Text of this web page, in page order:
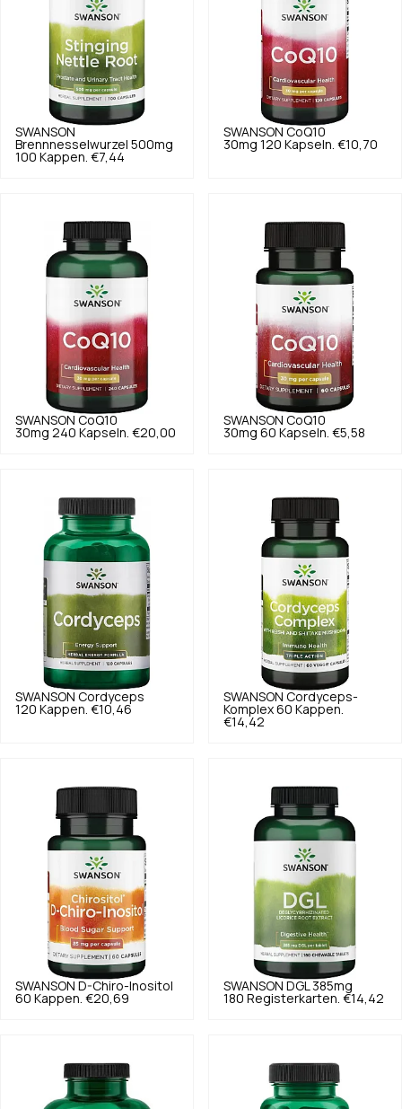
SWANSON
Brennnesselwurzel 500mg
100 Kappen. €7,44
SWANSON CoQ10
30mg 120 Kapseln. €10,70
SWANSON CoQ10
30mg 240 Kapseln. €20,00
SWANSON CoQ10
30mg 60 Kapseln. €5,58
SWANSON Cordyceps
120 Kappen. €10,46
SWANSON Cordyceps-
Komplex 60 Kappen.
€14,42
SWANSON D-Chiro-Inositol
60 Kappen. €20,69
SWANSON DGL 385mg
180 Registerkarten. €14,42